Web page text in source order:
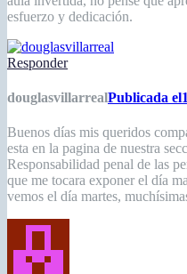
esfuerzo y dedicación.
Responder
douglasvillarrealPublicada
Buenos días mis queridos
esta en la pagina de nuestra
Responsabilidad penal de las
que me tocara exponer el día
vemos el día martes,